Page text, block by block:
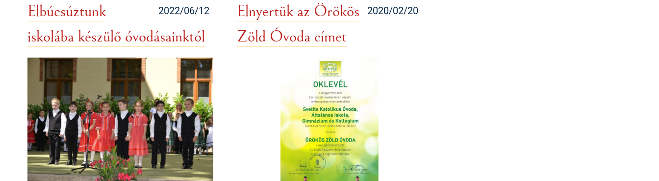
2022/06/12
Elbúcsúztunk
iskolába készülő óvodásainktól
2020/02/20
Elnyertük az Örökös
Zöld Óvoda címet